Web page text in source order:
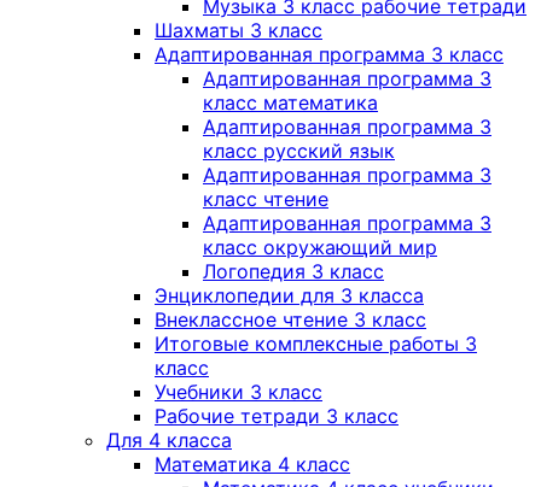
Музыка 3 класс рабочие тетради
Шахматы 3 класс
Адаптированная программа 3 класс
Адаптированная программа 3
класс математика
Адаптированная программа 3
класс русский язык
Адаптированная программа 3
класс чтение
Адаптированная программа 3
класс окружающий мир
Логопедия 3 класс
Энциклопедии для 3 класса
Внеклассное чтение 3 класс
Итоговые комплексные работы 3
класс
Учебники 3 класс
Рабочие тетради 3 класс
Для 4 класса
Математика 4 класс